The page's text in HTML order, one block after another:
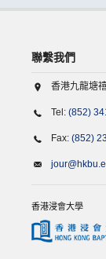
聯繫我們
香港九龍塘
Tel: (852)
Fax: (852)
香港浸會大學